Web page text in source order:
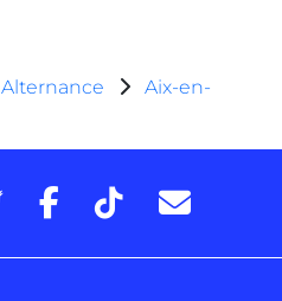
Alternance
Aix-en-